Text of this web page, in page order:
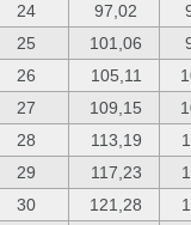
24 97,02
25 101,06
26 105,11
27 109,15
28 113,19
29 117,23
30 121,28